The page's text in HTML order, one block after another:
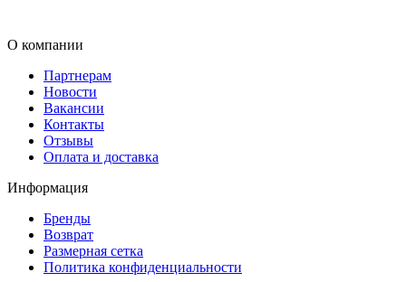
О компании
Партнерам
Новости
Вакансии
Контакты
Отзывы
Оплата и доставка
Информация
Бренды
Возврат
Размерная сетка
Политика конфиденциальности